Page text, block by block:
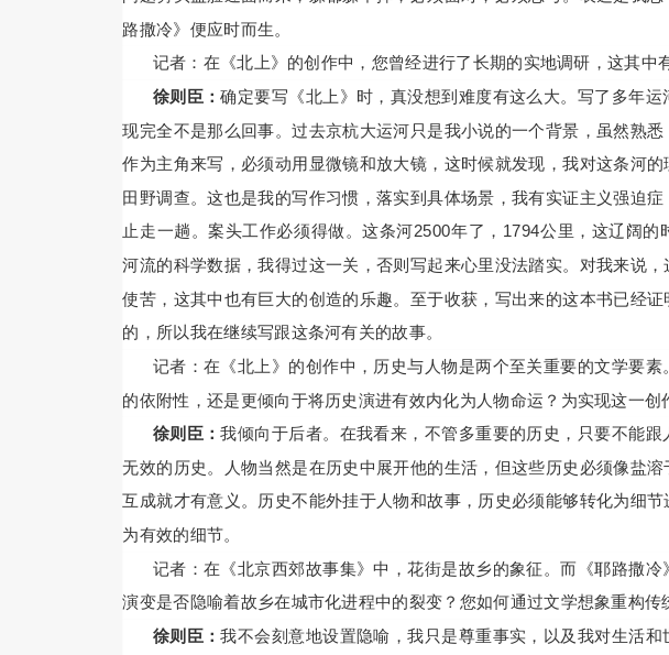
路撒冷》便应时而生。
记者：在《北上》的创作中，您曾经进行了长期的实地调研，这其中
徐则臣：确定要写《北上》时，真没想到难度有这么大。写了多年
现完全不是那么回事。过去京杭大运河只是我小说的一个背景，虽然熟
作为主角来写，必须动用显微镜和放大镜，这时候就发现，我对这条河
田野调查。这也是我的写作习惯，落实到具体场景，我有实证主义强迫
止走一趟。案头工作必须得做。这条河2500年了，1794公里，这辽阔
河流的科学数据，我得过这一关，否则写起来心里没法踏实。对我来说
使苦，这其中也有巨大的创造的乐趣。至于收获，写出来的这本书已经
的，所以我在继续写跟这条河有关的故事。
记者：在《北上》的创作中，历史与人物是两个至关重要的文学要
的依附性，还是更倾向于将历史演进有效内化为人物命运？为实现这一创
徐则臣：我倾向于后者。在我看来，不管多重要的历史，只要不能
无效的历史。人物当然是在历史中展开他的生活，但这些历史必须像盐
互成就才有意义。历史不能外挂于人物和故事，历史必须能够转化为细
为有效的细节。
记者：在《北京西郊故事集》中，花街是故乡的象征。而《耶路撒
演变是否隐喻着故乡在城市化进程中的裂变？您如何通过文学想象重构传
徐则臣：我不会刻意地设置隐喻，我只是尊重事实，以及我对生活